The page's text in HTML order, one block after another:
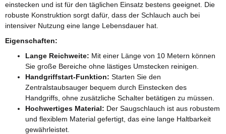
einstecken und ist für den täglichen Einsatz bestens geeignet. Die
robuste Konstruktion sorgt dafür, dass der Schlauch auch bei
intensiver Nutzung eine lange Lebensdauer hat.
Eigenschaften:
Lange Reichweite: Mit einer Länge von 10 Metern können
Sie große Bereiche ohne lästiges Umstecken reinigen.
Handgriffstart-Funktion: Starten Sie den
Zentralstaubsauger bequem durch Einstecken des
Handgriffs, ohne zusätzliche Schalter betätigen zu müssen.
Hochwertiges Material: Der Saugschlauch ist aus robustem
und flexiblem Material gefertigt, das eine lange Haltbarkeit
gewährleistet.